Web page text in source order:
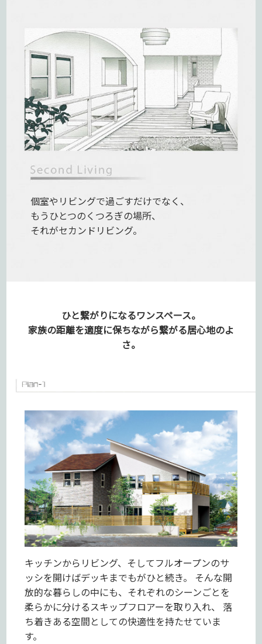
個室やリビングで過ごすだけでなく、
もうひとつのくつろぎの場所、
それがセカンドリビング。
ひと繋がりになるワンスペース。
家族の距離を適度に保ちながら繋がる居心地のよ
さ。
キッチンからリビング、そしてフルオープンのサ
ッシを開けばデッキまでもがひと続き。 そんな開
放的な暮らしの中にも、それぞれのシーンごとを
柔らかに分けるスキップフロアーを取り入れ、 落
ち着きある空間としての快適性を持たせていま
す。